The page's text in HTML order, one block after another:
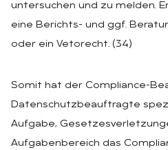
untersuchen und zu melden.
eine Berichts- und ggf.
oder ein Vetorecht. (34)
Somit hat der Compliance-
Datenschutzbeauftragte
Aufgabe,
Aufgabenbereich das